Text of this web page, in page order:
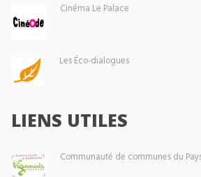
Cinéma Le Palace
Les Éco-dialogues
LIENS UTILES
Communauté de communes du